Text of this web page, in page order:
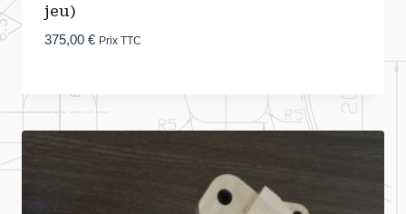
jeu)
375,00 € Prix TTC